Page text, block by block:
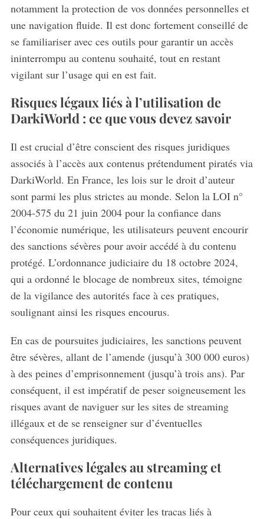
notamment la protection de vos données personnelles et
une navigation fluide. Il est donc fortement conseillé de
se familiariser avec ces outils pour garantir un accès
ininterrompu au contenu souhaité, tout en restant
vigilant sur l’usage qui en est fait.
Risques légaux liés à l’utilisation de
DarkiWorld : ce que vous devez savoir
Il est crucial d’être conscient des risques juridiques
associés à l’accès aux contenus prétendument piratés via
DarkiWorld. En France, les lois sur le droit d’auteur
sont parmi les plus strictes au monde. Selon la LOI n°
2004-575 du 21 juin 2004 pour la confiance dans
l’économie numérique, les utilisateurs peuvent encourir
des sanctions sévères pour avoir accédé à du contenu
protégé. L’ordonnance judiciaire du 18 octobre 2024,
qui a ordonné le blocage de nombreux sites, témoigne
de la vigilance des autorités face à ces pratiques,
soulignant ainsi les risques encourus.
En cas de poursuites judiciaires, les sanctions peuvent
être sévères, allant de l’amende (jusqu’à 300 000 euros)
à des peines d’emprisonnement (jusqu’à trois ans). Par
conséquent, il est impératif de peser soigneusement les
risques avant de naviguer sur les sites de streaming
illégaux et de se renseigner sur d’éventuelles
conséquences juridiques.
Alternatives légales au streaming et
téléchargement de contenu
Pour ceux qui souhaitent éviter les tracas liés à